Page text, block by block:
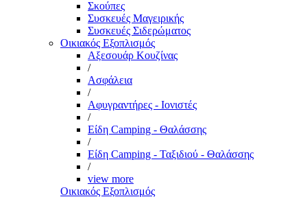
Σκούπες
Συσκευές Μαγειρικής
Συσκευές Σιδερώματος
Οικιακός Εξοπλισμός
Αξεσουάρ Κουζίνας
/
Ασφάλεια
/
Αφυγραντήρες - Ιονιστές
/
Είδη Camping - Θαλάσσης
/
Είδη Camping - Ταξιδιού - Θαλάσσης
/
view more
Οικιακός Εξοπλισμός